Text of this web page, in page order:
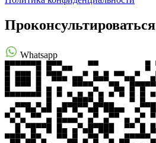
Проконсультироваться
Whatsapp